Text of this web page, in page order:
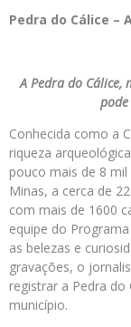
Pedra do Cálice –
A Pedra do
Conhecida como a
riqueza
pouco mais de 8
Minas, a cerca de
com mais de 1600
equipe do
as belezas e
gravações, o
registrar a Pedra
município.